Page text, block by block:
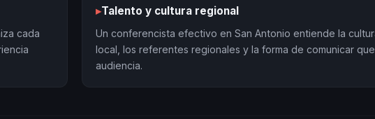
cada
▸Talento y cultura regional
Un conferencista efectivo en San Antonio entiende la
local, los referentes regionales y la forma de comunicar
audiencia.